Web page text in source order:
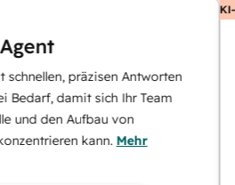
präzisen Antworten
damit sich Ihr Team
den Aufbau von
kann.Mehr
KI-